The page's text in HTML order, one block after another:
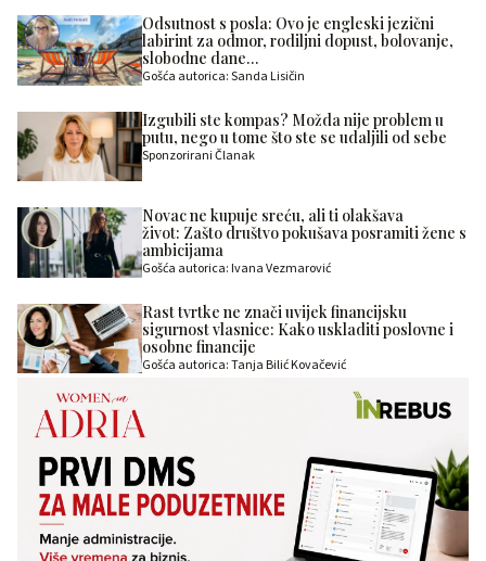
Odsutnost s posla: Ovo je engleski jezični
labirint za odmor, rodiljni dopust, bolovanje,
slobodne dane…
Gošća autorica: Sanda Lisičin
Izgubili ste kompas? Možda nije problem u
putu, nego u tome što ste se udaljili od sebe
Sponzorirani Članak
Novac ne kupuje sreću, ali ti olakšava
život: Zašto društvo pokušava posramiti žene s
ambicijama
Gošća autorica: Ivana Vezmarović
Rast tvrtke ne znači uvijek financijsku
sigurnost vlasnice: Kako uskladiti poslovne i
osobne financije
Gošća autorica: Tanja Bilić Kovačević